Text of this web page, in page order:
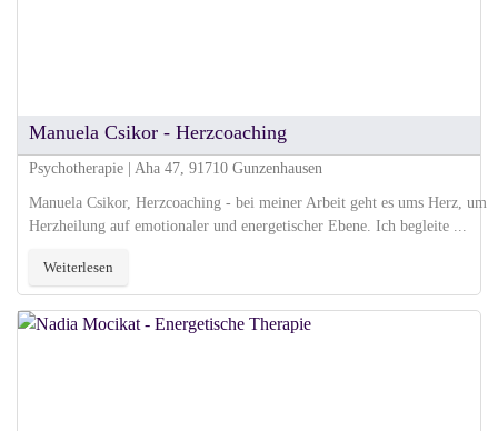
Manuela Csikor - Herzcoaching
Psychotherapie | Aha 47, 91710 Gunzenhausen
Manuela Csikor, Herzcoaching - bei meiner Arbeit geht es ums Herz, um
Herzheilung auf emotionaler und energetischer Ebene. Ich begleite ...
Weiterlesen